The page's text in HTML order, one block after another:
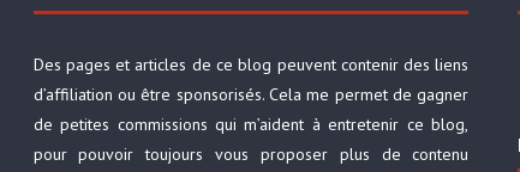
Des pages et articles de ce blog peuvent contenir des liens
d’affiliation ou être sponsorisés. Cela me permet de gagner
de petites commissions qui m’aident à entretenir ce blog,
pour pouvoir toujours vous proposer plus de contenu